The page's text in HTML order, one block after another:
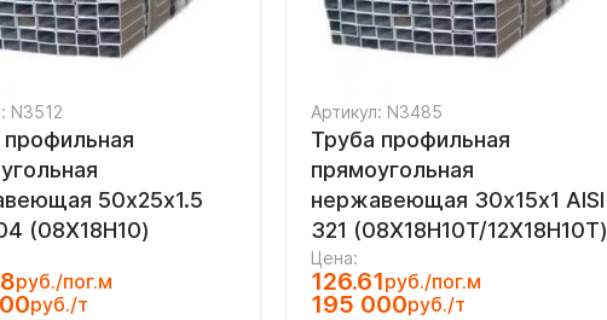
N3512
профильная
50х25х1.5
(08Х18Н10)
руб./пог.м
руб./т
Артикул: N3485
Труба профильная
прямоугольная
нержавеющая 30х15х1 AISI
321 (08Х18Н10Т/12Х18Н10Т)
Цена:
126.61руб./пог.м
195 000руб./т